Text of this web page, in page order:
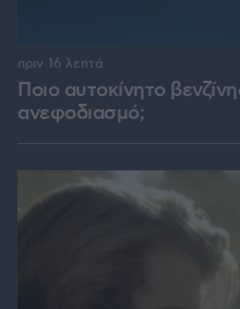
Ποιο αυτοκίνητο
ανεφοδιασμό;
πριν 16 λεπτά